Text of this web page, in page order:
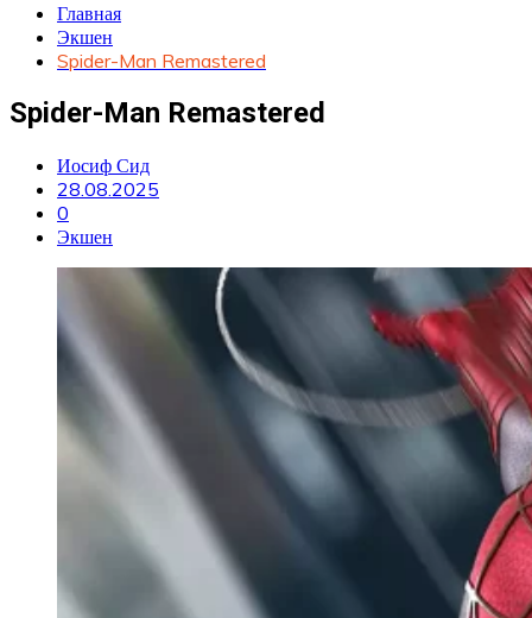
Главная
Экшен
Spider-Man Remastered
Spider-Man Remastered
Иосиф Сид
28.08.2025
0
Экшен